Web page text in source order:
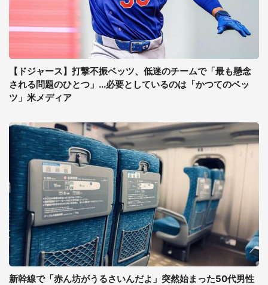
【ドジャース】打撃不振ベッツ、低迷のチームで「最も懸念
される問題のひとつ」...必要としているのは「かつてのベッ
ツ」米メディア
新幹線で「赤ん坊がうるさいんだよ」突然始まった50代男性